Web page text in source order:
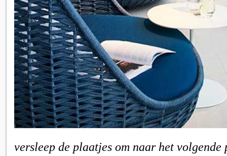
versleep de plaatjes om naar het